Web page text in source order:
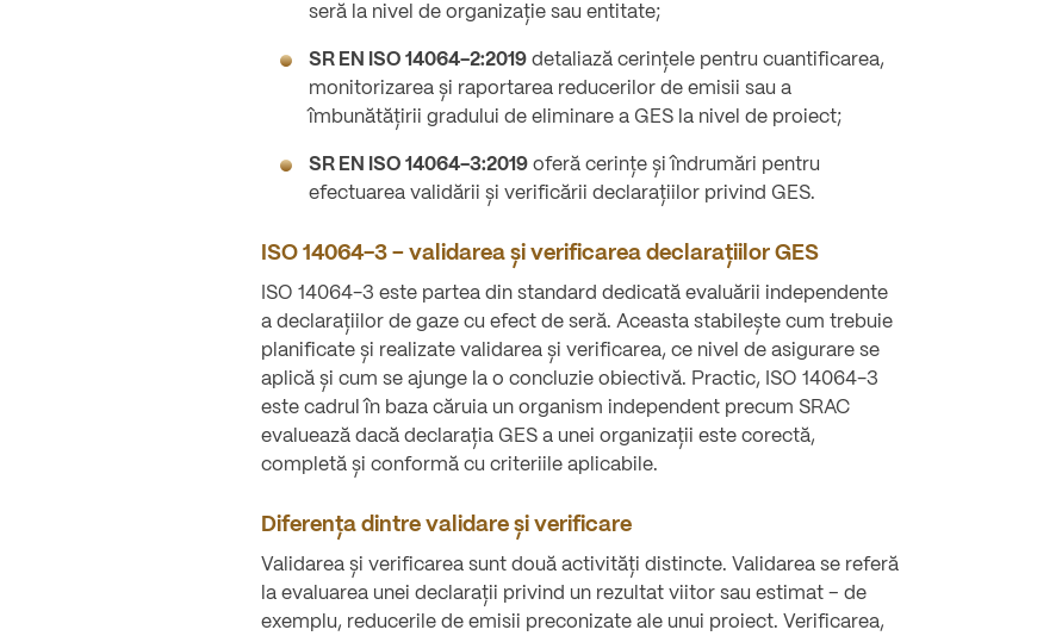
seră la nivel de organizație sau entitate;
SR EN ISO 14064-2:2019 detaliază cerințele pentru cuantificarea,
monitorizarea și raportarea reducerilor de emisii sau a
îmbunătățirii gradului de eliminare a GES la nivel de proiect;
SR EN ISO 14064-3:2019 oferă cerințe și îndrumări pentru
efectuarea validării și verificării declarațiilor privind GES.
ISO 14064-3 – validarea și verificarea declarațiilor GES
ISO 14064-3 este partea din standard dedicată evaluării independente
a declarațiilor de gaze cu efect de seră. Aceasta stabilește cum trebuie
planificate și realizate validarea și verificarea, ce nivel de asigurare se
aplică și cum se ajunge la o concluzie obiectivă. Practic, ISO 14064-3
este cadrul în baza căruia un organism independent precum SRAC
evaluează dacă declarația GES a unei organizații este corectă,
completă și conformă cu criteriile aplicabile.
Diferența dintre validare și verificare
Validarea și verificarea sunt două activități distincte. Validarea se referă
la evaluarea unei declarații privind un rezultat viitor sau estimat – de
exemplu, reducerile de emisii preconizate ale unui proiect. Verificarea,